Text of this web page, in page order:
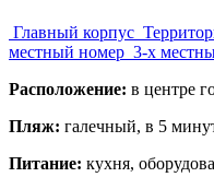
Главный корпус
местный номер 3-х
Расположение: в центре
Пляж: галечный, в 5
Питание: кухня,